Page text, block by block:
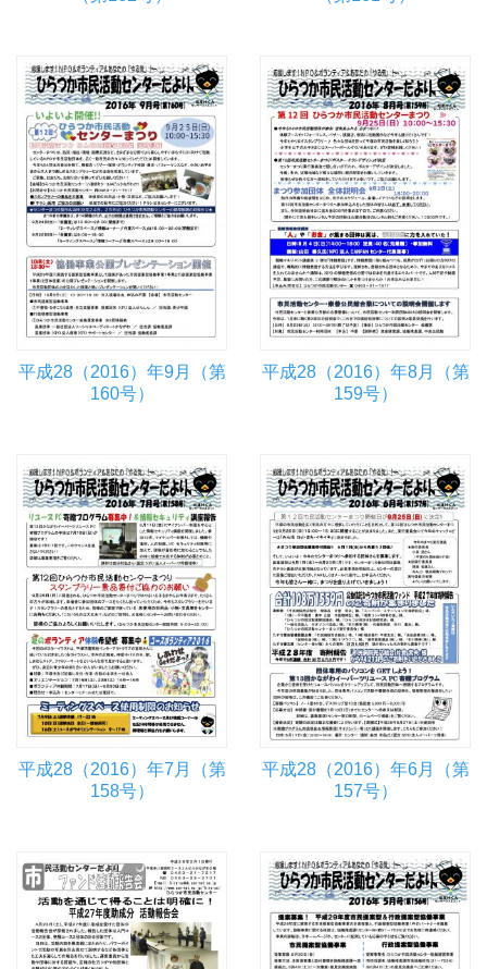
平成28（2016）年9月（第
160号）
平成28（2016）年8月（第
159号）
平成28（2016）年7月（第
158号）
平成28（2016）年6月（第
157号）